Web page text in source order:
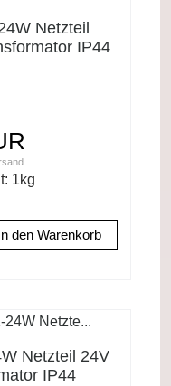
Netzteil
IP44
1kg
Netzteil 24V
IP44